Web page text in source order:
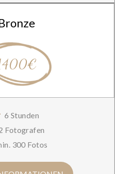
6 Stunden
Fotografen
300 Fotos